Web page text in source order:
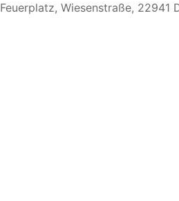
Feuerplatz, Wiesenstraße, 22941